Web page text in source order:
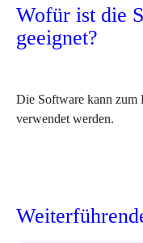
Wofür ist die
geeignet?
Die Software kann zum
verwendet werden.